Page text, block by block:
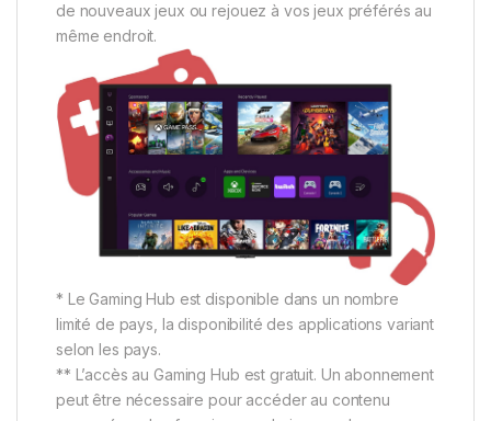
de nouveaux jeux ou rejouez à vos jeux préférés au
même endroit.
* Le Gaming Hub est disponible dans un nombre
limité de pays, la disponibilité des applications variant
selon les pays.
** L’accès au Gaming Hub est gratuit. Un abonnement
peut être nécessaire pour accéder au contenu